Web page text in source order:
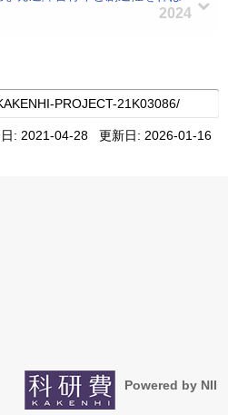
2024
: 2021-04-28 更新日: 2026-01-16
Powered by NII